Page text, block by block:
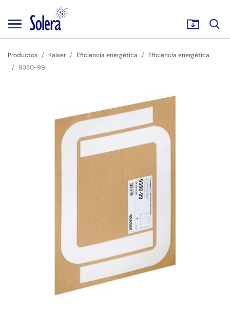
Productos Kaiser Eficiencia energética
Eficiencia energética
9350-99